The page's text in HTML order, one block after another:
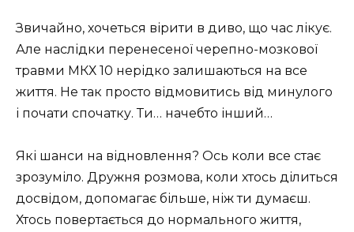
Звичайно, хочеться вірити в диво, що час лікує.
Але наслідки перенесеної черепно-мозкової
травми МКХ 10 нерідко залишаються на все
життя. Не так просто відмовитись від минулого
і почати спочатку. Ти… начебто інший…
Які шанси на відновлення? Ось коли все стає
зрозуміло. Дружня розмова, коли хтось ділиться
досвідом, допомагає більше, ніж ти думаєш.
Хтось повертається до нормального життя,